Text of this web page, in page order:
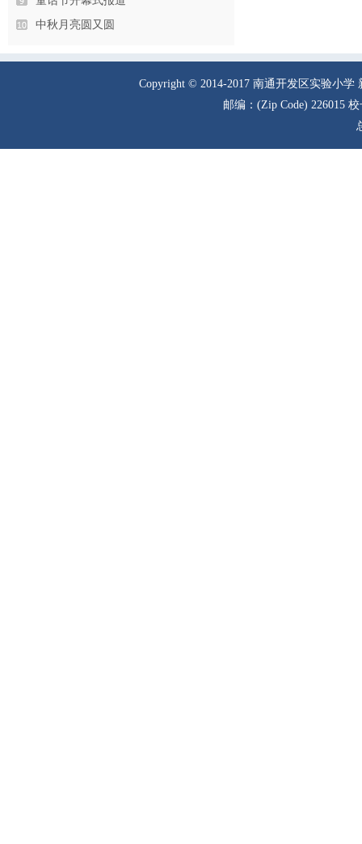
中秋月亮圆又圆
Copyright © 2014-2017 南通开发区实验小
邮编：(Zip Code) 226015